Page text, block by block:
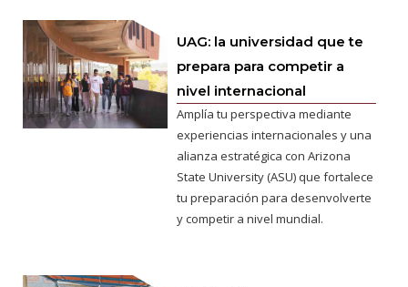
UAG: la universidad que te
prepara para competir a
nivel internacional
Amplía tu perspectiva mediante
experiencias internacionales y una
alianza estratégica con Arizona
State University (ASU) que fortalece
tu preparación para desenvolverte
y competir a nivel mundial.